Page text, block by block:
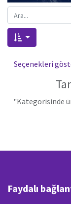
Seçenekleri
"Kategorisinde
Faydalı